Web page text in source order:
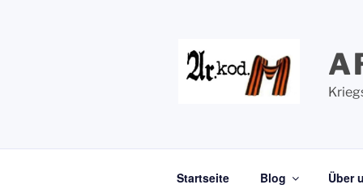
Startseite Blog Über